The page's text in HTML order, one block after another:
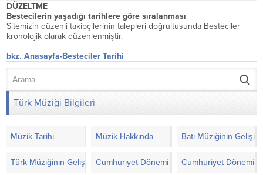
DÜZELTME
Bestecilerin yaşadığı tarihlere göre sıralanması
Sitemizin düzenli takipçilerinin talepleri doğrultusunda Besteciler
kronolojik olarak düzenlenmiştir.
bkz. Anasayfa-Besteciler Tarihi
Türk Müziği Bilgileri
Müzik Tarihi Müzik Hakkında Batı Müziğinin Gelişimi
Türk Müziğinin Gelişimi Cumhuriyet Dönemi Türk Müziği’nde
Cumhuriyet